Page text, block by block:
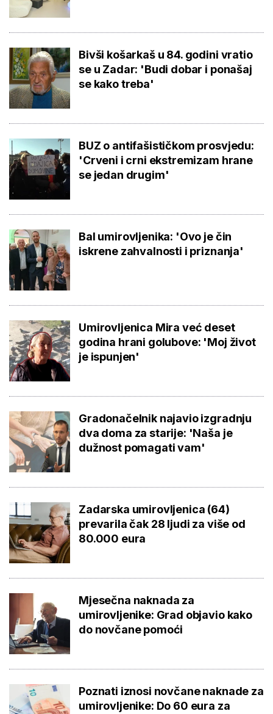
Bivši košarkaš u 84. godini vratio
se u Zadar: 'Budi dobar i ponašaj
se kako treba'
BUZ o antifašističkom prosvjedu:
'Crveni i crni ekstremizam hrane
se jedan drugim'
Bal umirovljenika: 'Ovo je čin
iskrene zahvalnosti i priznanja'
Umirovljenica Mira već deset
godina hrani golubove: 'Moj život
je ispunjen'
Gradonačelnik najavio izgradnju
dva doma za starije: 'Naša je
dužnost pomagati vam'
Zadarska umirovljenica (64)
prevarila čak 28 ljudi za više od
80.000 eura
Mjesečna naknada za
umirovljenike: Grad objavio kako
do novčane pomoći
Poznati iznosi novčane naknade za
umirovljenike: Do 60 eura za